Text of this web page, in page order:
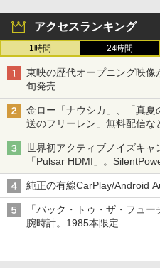
アクセスランキング
1時間 24時間
東映の歴代オープニング映
旬発売
金ロー「ナウシカ」、「真
送のフリーレン」無料配信な
世界初アクティブノイズキ
「Pulsar HDMI」。
純正の有線CarPlay/Android
「バック・トゥ・ザ・フュ
腕時計。1985本限定